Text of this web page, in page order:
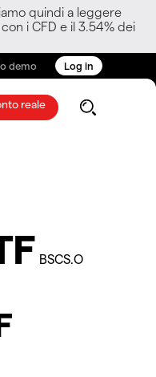
quindi a leggere
i CFD e il 3.54% dei
demo Log in
reale
BSCS.O